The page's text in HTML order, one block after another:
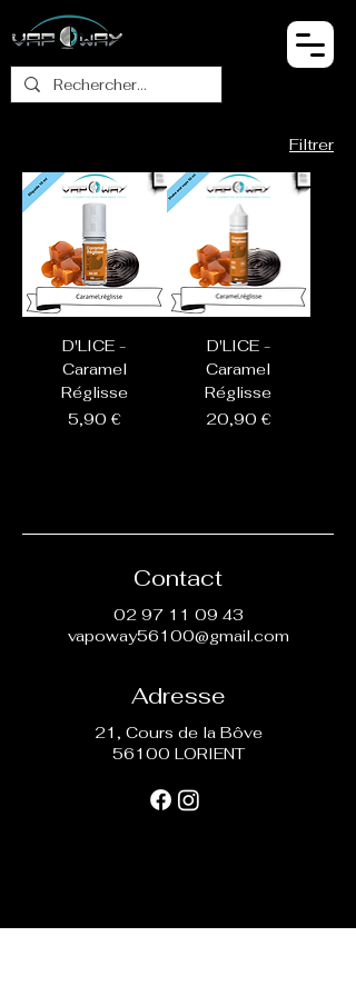
Filtrer
D'LICE -
Caramel
Réglisse
Prix
5,90 €
D'LICE -
Caramel
Réglisse
Prix
20,90 €
Contact
02 97 11 09 43
vapoway56100@gmail.com
Adresse
21, Cours de la Bôve
56100 LORIENT